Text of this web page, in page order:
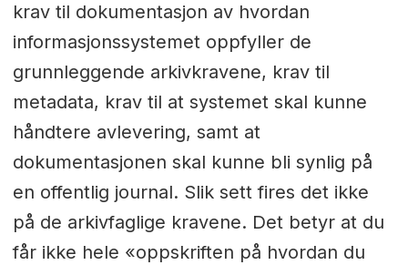
krav til dokumentasjon av hvordan
informasjonssystemet oppfyller de
grunnleggende arkivkravene, krav til
metadata, krav til at systemet skal kunne
håndtere avlevering, samt at
dokumentasjonen skal kunne bli synlig på
en offentlig journal. Slik sett fires det ikke
på de arkivfaglige kravene. Det betyr at du
får ikke hele «oppskriften på hvordan du